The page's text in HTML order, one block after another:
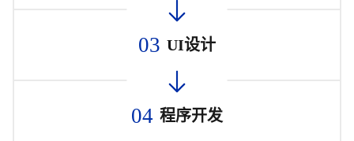
03 UI设计
04 程序开发